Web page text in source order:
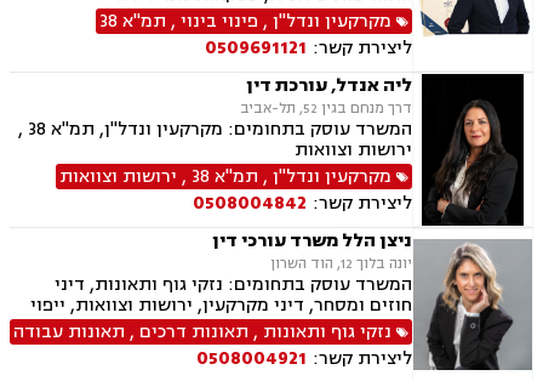
מקרקעין ונדל"ן, פינוי בינוי, תמ"א 38
ליצירת קשר: 0509691121
ליה אנדל, עורכת דין
דרך מנחם בגין 52, תל-אביב
המשרד עוסק בתחומים: מקרקעין ונדל"ן, תמ"א 38 ,
ירושות וצוואות
מקרקעין ונדל"ן, תמ"א 38 , ירושות וצוואות
ליצירת קשר: 0508004842
ניצן הלל משרד עורכי דין
יונה בלוך 12, הוד השרון
המשרד עוסק בתחומים: נזקי גוף ותאונות, דיני
חוזים ומסחר, דיני מקרקעין, ירושות וצוואות, ייפוי
כוח מתמשך
נזקי גוף ותאונות , תאונות דרכים , תאונות עבודה
ליצירת קשר: 0508004921